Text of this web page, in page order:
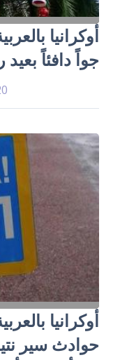
أوكرانيا
جواً دافئاً
حوادث سير